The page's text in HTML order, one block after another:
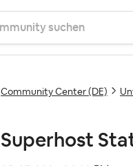
Community Center (DE)
Superhost